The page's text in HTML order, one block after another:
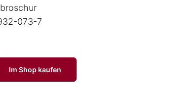
073-7
Im Shop kaufen